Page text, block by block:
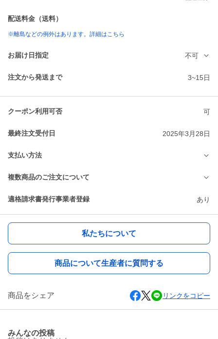
配送料金（送料）
※離島などの例外はあります。詳細はこちら
お届け日指定 不可
注文から発送まで 3~15日
クーポン利用可否 可
最終注文受付日 2025年3月28日
支払い方法
複数商品のご注文について
適格請求書発行事業者登録 あり
私たちについて
商品について生産者に質問する
商品をシェア リンクをコピー
みんなの投稿